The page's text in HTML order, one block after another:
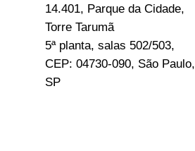
14.401, Parque da Cidade,
Torre Tarumã
5ª planta, salas 502/503,
CEP: 04730-090, São Paulo,
SP